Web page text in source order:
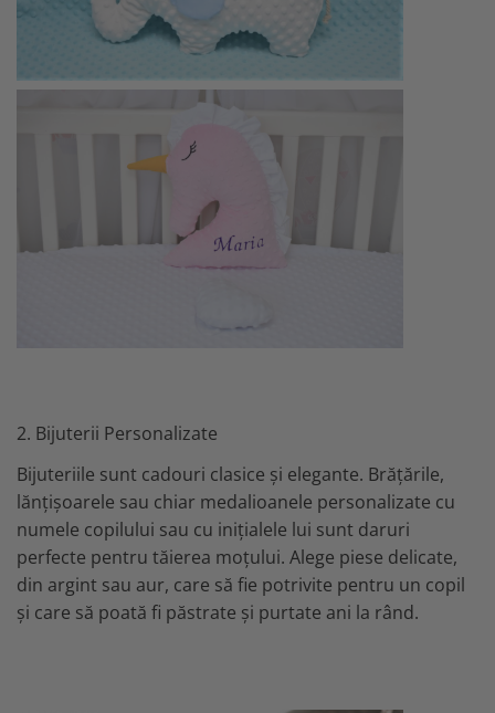
2. Bijuterii Personalizate
Bijuteriile sunt cadouri clasice și elegante. Brățările,
lănțișoarele sau chiar medalioanele personalizate cu
numele copilului sau cu inițialele lui sunt daruri
perfecte pentru tăierea moțului. Alege piese delicate,
din argint sau aur, care să fie potrivite pentru un copil
și care să poată fi păstrate și purtate ani la rând.